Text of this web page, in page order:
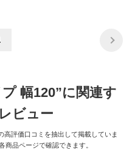
幅120”に関連す
ビュー
評価口コミを抽出して掲載していま
商品ページで確認できます。